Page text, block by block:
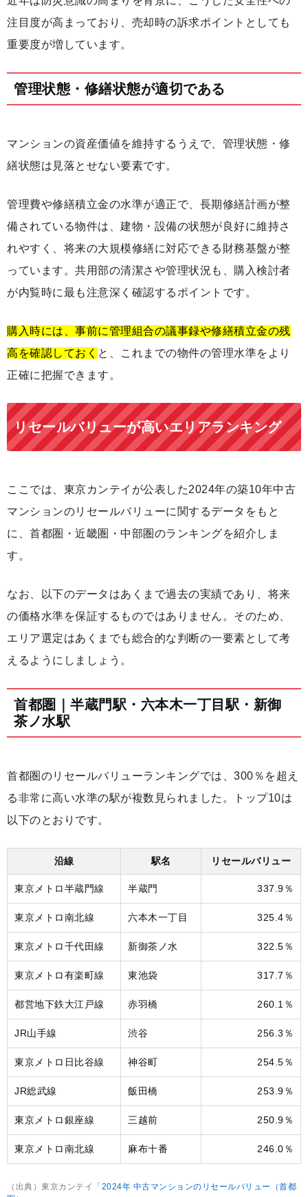
注目度が高まっており、売却時の訴求ポイントとしても
重要度が増しています。
管理状態・修繕状態が適切である
マンションの資産価値を維持するうえで、管理状態・修
繕状態は見落とせない要素です。
管理費や修繕積立金の水準が適正で、長期修繕計画が整
備されている物件は、建物・設備の状態が良好に維持さ
れやすく、将来の大規模修繕に対応できる財務基盤が整
っています。共用部の清潔さや管理状況も、購入検討者
が内覧時に最も注意深く確認するポイントです。
購入時には、事前に管理組合の議事録や修繕積立金の残
高を確認しておく と、これまでの物件の管理水準をより
正確に把握できます。
リセールバリューが高いエリアランキング
ここでは、東京カンテイが公表した2024年の築10年中古
マンションのリセールバリューに関するデータをもと
に、首都圏・近畿圏・中部圏のランキングを紹介しま
す。
なお、以下のデータはあくまで過去の実績であり、将来
の価格水準を保証するものではありません。そのため、
エリア選定はあくまでも総合的な判断の一要素として考
えるようにしましょう。
首都圏｜半蔵門駅・六本木一丁目駅・新御
茶ノ水駅
首都圏のリセールバリューランキングでは、300％を超え
る非常に高い水準の駅が複数見られました。トップ10は
以下のとおりです。
沿線 駅名 リセールバリュー
東京メトロ半蔵門線 半蔵門 337.9％
東京メトロ南北線 六本木一丁目 325.4％
東京メトロ千代田線 新御茶ノ水 322.5％
東京メトロ有楽町線 東池袋 317.7％
都営地下鉄大江戸線 赤羽橋 260.1％
JR山手線 渋谷 256.3％
東京メトロ日比谷線 神谷町 254.5％
JR総武線 飯田橋 253.9％
東京メトロ銀座線 三越前 250.9％
東京メトロ南北線 麻布十番 246.0％
（出典）東京カンテイ「2024年 中古マンションのリセールバリュー（首都